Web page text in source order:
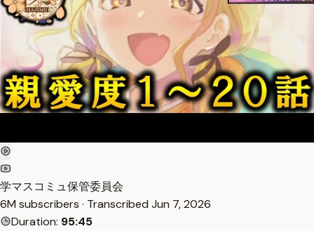
学マスコミュ保管委員会
6M subscribers · Transcribed Jun 7, 2026
Duration: 95:45